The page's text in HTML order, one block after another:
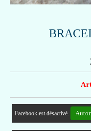
Facebook est désactivé.